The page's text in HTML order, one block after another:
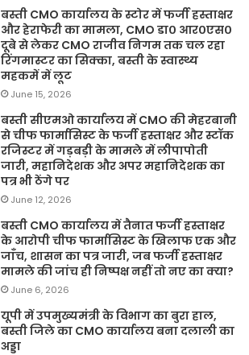
बस्ती CMO कार्यालय के स्टोर में फर्जी हस्ताक्षर
और हेराफेरी का मामला, CMO डा० आर०एस०
दूबे से लेकर CMO राजीव निगम तक चल रहा
रिंगमास्टर का सिक्का, बस्ती के स्वास्थ्य
महकमें में लूट
June 15, 2026
बस्ती सीएमओ कार्यालय में CMO की मेहरबानी
से चीफ फार्मासिस्ट के फर्जी हस्ताक्षर और स्टॉक
रजिस्टर में गड़बड़ी के मामले में लीपापोती
जारी, महानिदेशक और अपर महानिदेशक का
पत्र भी ठेंगे पर
June 12, 2026
बस्ती CMO कार्यालय में तैनात फर्जी हस्ताक्षर
के आरोपी चीफ फार्मासिस्ट के खिलाफ एक और
जाँच, शासन का पत्र जारी, जब फर्जी हस्ताक्षर
मामले की जांच ही निष्पक्ष नहीं तो नए का क्या?
June 6, 2026
यूपी में उपमुख्यमंत्री के विभाग का बुरा हाल,
बस्ती जिले का CMO कार्यालय बना दलाली का
अड्डा